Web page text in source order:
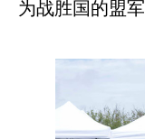
为战胜国的盟军